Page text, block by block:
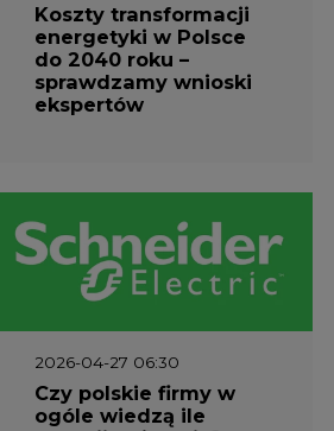
Koszty transformacji
energetyki w Polsce
do 2040 roku –
sprawdzamy wnioski
ekspertów
2026-04-27 06:30
Czy polskie firmy w
ogóle wiedzą ile